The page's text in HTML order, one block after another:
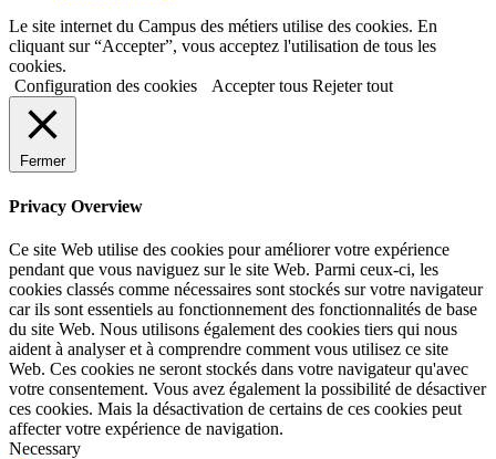
Le site internet du Campus des métiers utilise des cookies. En
cliquant sur “Accepter”, vous acceptez l'utilisation de tous les
cookies.
Configuration des cookies
Accepter tous Rejeter tout
Fermer
Privacy Overview
Ce site Web utilise des cookies pour améliorer votre expérience
pendant que vous naviguez sur le site Web. Parmi ceux-ci, les
cookies classés comme nécessaires sont stockés sur votre navigateur
car ils sont essentiels au fonctionnement des fonctionnalités de base
du site Web. Nous utilisons également des cookies tiers qui nous
aident à analyser et à comprendre comment vous utilisez ce site
Web. Ces cookies ne seront stockés dans votre navigateur qu'avec
votre consentement. Vous avez également la possibilité de désactiver
ces cookies. Mais la désactivation de certains de ces cookies peut
affecter votre expérience de navigation.
Necessary